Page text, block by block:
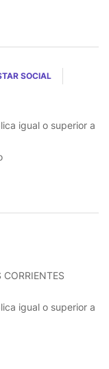
SOCIAL
igual o superior a
igual o superior a